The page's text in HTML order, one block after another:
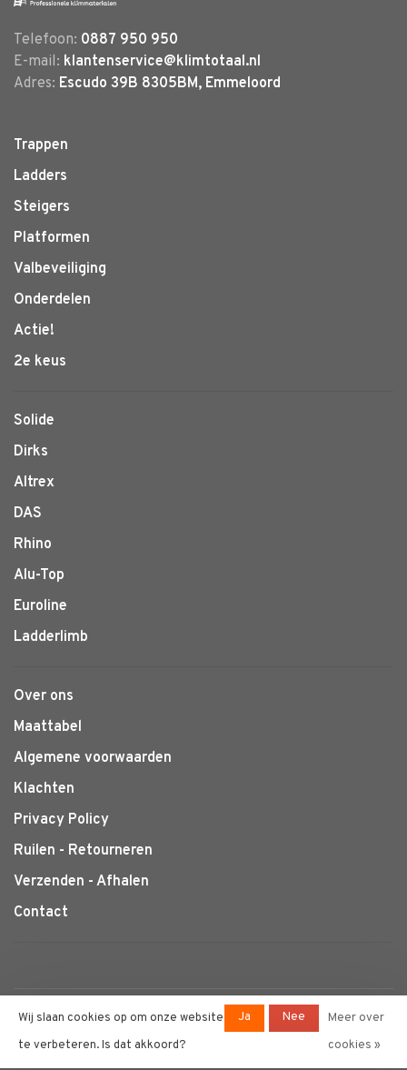
Telefoon: 0887 950 950
E-mail: klantenservice@klimtotaal.nl
Adres: Escudo 39B 8305BM, Emmeloord
Trappen
Ladders
Steigers
Platformen
Valbeveiliging
Onderdelen
Actie!
2e keus
Solide
Dirks
Altrex
DAS
Rhino
Alu-Top
Euroline
Ladderlimb
Over ons
Maattabel
Algemene voorwaarden
Klachten
Privacy Policy
Ruilen - Retourneren
Verzenden - Afhalen
Contact
© Copyright 2026 Klimtotaal.nl-
Huysmans.me
Wij slaan cookies op om onze website
te verbeteren. Is dat akkoord?
Ja Nee
Meer over
cookies »